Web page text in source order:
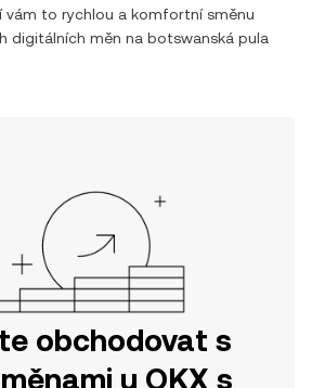
vám to rychlou a komfortní směnu
digitálních měn na botswanská pula
obchodovat s
u OKX s